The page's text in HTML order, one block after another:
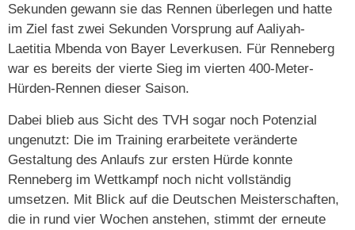
Sekunden gewann sie das Rennen überlegen und hatte
im Ziel fast zwei Sekunden Vorsprung auf Aaliyah-
Laetitia Mbenda von Bayer Leverkusen. Für Renneberg
war es bereits der vierte Sieg im vierten 400-Meter-
Hürden-Rennen dieser Saison.
Dabei blieb aus Sicht des TVH sogar noch Potenzial
ungenutzt: Die im Training erarbeitete veränderte
Gestaltung des Anlaufs zur ersten Hürde konnte
Renneberg im Wettkampf noch nicht vollständig
umsetzen. Mit Blick auf die Deutschen Meisterschaften,
die in rund vier Wochen anstehen, stimmt der erneute